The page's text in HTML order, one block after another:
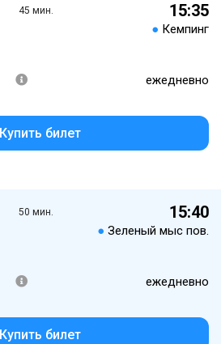
45 мин. 15:35
● Кемпинг
ежедневно
Купить билет
50 мин. 15:40
● Зеленый мыс пов.
ежедневно
Купить билет